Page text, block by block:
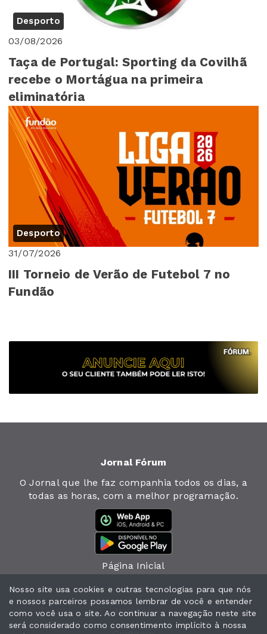
Desporto
03/08/2026
Taça de Portugal: Sporting da Covilhã
recebe o Mortágua na primeira
eliminatória
Desporto
31/07/2026
III Torneio de Verão de Futebol 7 no
Fundão
Jornal Fórum
O Jornal que lhe faz companhia todos os dias, a
todas as horas, com a melhor programação.
Página Inicial
Jornal
Notícias
Nosso site usa cookies e outras tecnologias para que nós
e nossos parceiros possamos lembrar de você e entender
como você usa o site. Ao continuar a navegação neste site
será considerado como consentimento implícito à nossa